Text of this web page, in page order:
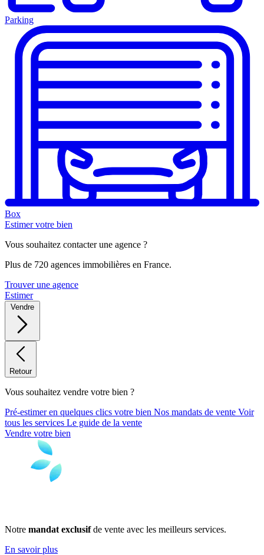
Parking
Box
Estimer votre bien
Vous souhaitez contacter une agence ?
Plus de 720 agences immobilières en France.
Trouver une agence
Estimer
Vendre
Retour
Vous souhaitez vendre votre bien ?
Pré-estimer en quelques clics votre bien Nos mandats de vente Voir
tous les services Le guide de la vente
Vendre votre bien
Notre mandat exclusifde vente avec les meilleurs services.
En savoir plus